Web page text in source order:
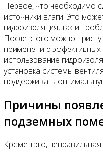
Первое, что необходимо
источники влаги. Это
гидроизоляция, так и
После этого можно
применению эффективных
использование
установка системы
поддерживать
Причины
подземных
Кроме того,